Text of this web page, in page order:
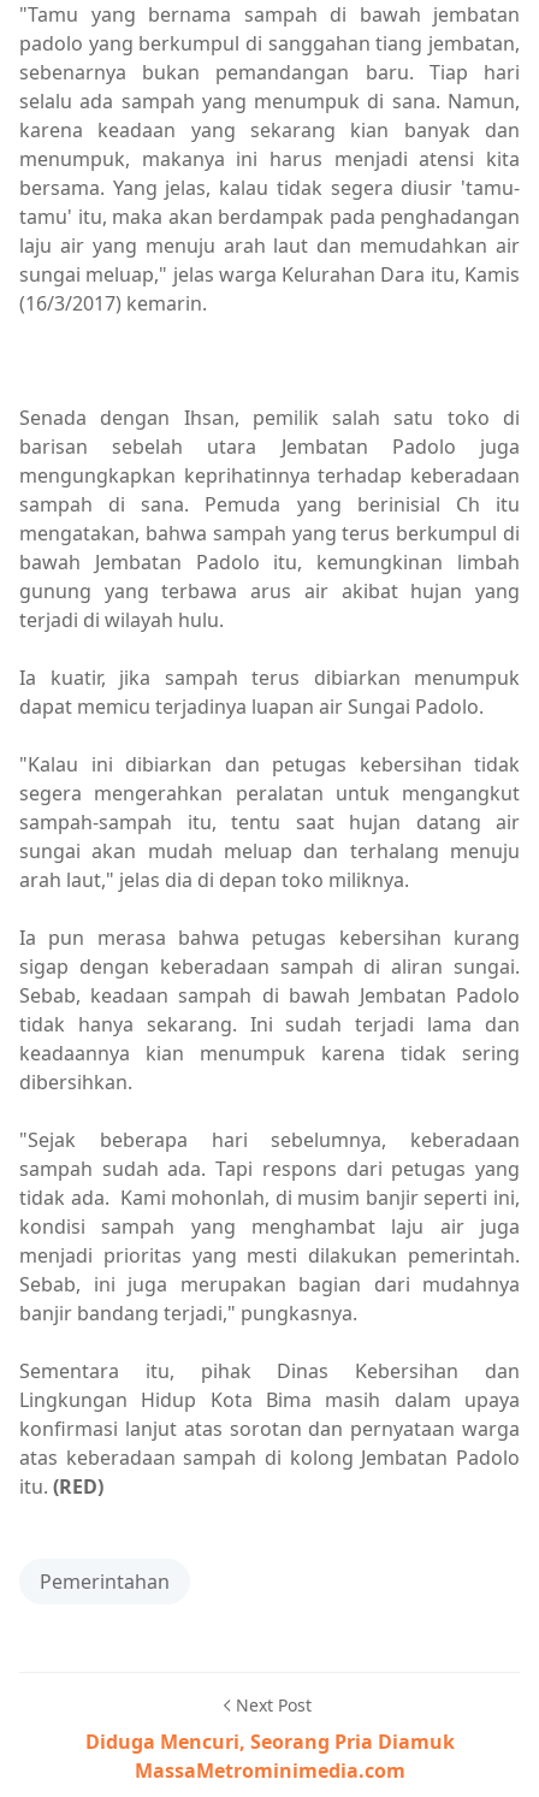
"Tamu yang bernama sampah di bawah jembatan
padolo yang berkumpul di sanggahan tiang jembatan,
sebenarnya bukan pemandangan baru. Tiap hari
selalu ada sampah yang menumpuk di sana. Namun,
karena keadaan yang sekarang kian banyak dan
menumpuk, makanya ini harus menjadi atensi kita
bersama. Yang jelas, kalau tidak segera diusir 'tamu-
tamu' itu, maka akan berdampak pada penghadangan
laju air yang menuju arah laut dan memudahkan air
sungai meluap," jelas warga Kelurahan Dara itu, Kamis
(16/3/2017) kemarin.
Senada dengan Ihsan, pemilik salah satu toko di
barisan sebelah utara Jembatan Padolo juga
mengungkapkan keprihatinnya terhadap keberadaan
sampah di sana. Pemuda yang berinisial Ch itu
mengatakan, bahwa sampah yang terus berkumpul di
bawah Jembatan Padolo itu, kemungkinan limbah
gunung yang terbawa arus air akibat hujan yang
terjadi di wilayah hulu.
Ia kuatir, jika sampah terus dibiarkan menumpuk
dapat memicu terjadinya luapan air Sungai Padolo.
"Kalau ini dibiarkan dan petugas kebersihan tidak
segera mengerahkan peralatan untuk mengangkut
sampah-sampah itu, tentu saat hujan datang air
sungai akan mudah meluap dan terhalang menuju
arah laut," jelas dia di depan toko miliknya.
Ia pun merasa bahwa petugas kebersihan kurang
sigap dengan keberadaan sampah di aliran sungai.
Sebab, keadaan sampah di bawah Jembatan Padolo
tidak hanya sekarang. Ini sudah terjadi lama dan
keadaannya kian menumpuk karena tidak sering
dibersihkan.
"Sejak beberapa hari sebelumnya, keberadaan
sampah sudah ada. Tapi respons dari petugas yang
tidak ada. Kami mohonlah, di musim banjir seperti ini,
kondisi sampah yang menghambat laju air juga
menjadi prioritas yang mesti dilakukan pemerintah.
Sebab, ini juga merupakan bagian dari mudahnya
banjir bandang terjadi," pungkasnya.
Sementara itu, pihak Dinas Kebersihan dan
Lingkungan Hidup Kota Bima masih dalam upaya
konfirmasi lanjut atas sorotan dan pernyataan warga
atas keberadaan sampah di kolong Jembatan Padolo
itu. (RED)
Pemerintahan
Next Post
Diduga Mencuri, Seorang Pria Diamuk
MassaMetrominimedia.com